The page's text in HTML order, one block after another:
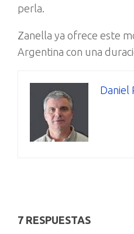
perla.
Zanella ya ofrece este
Argentina con una
Daniel
7 RESPUESTAS